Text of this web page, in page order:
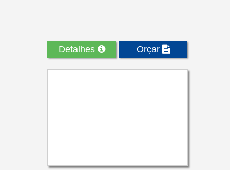
Detalhes Orçar